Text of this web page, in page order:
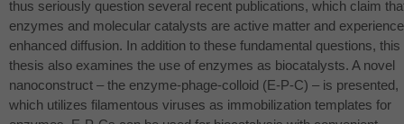
thus seriously question several recent publications, which claim
enzymes and molecular catalysts are active matter and experience
enhanced diffusion. In addition to these fundamental questions, this
thesis also examines the use of enzymes as biocatalysts. A novel
nanoconstruct – the enzyme-phage-colloid (E-P-C) – is presented,
which utilizes filamentous viruses as immobilization templates for